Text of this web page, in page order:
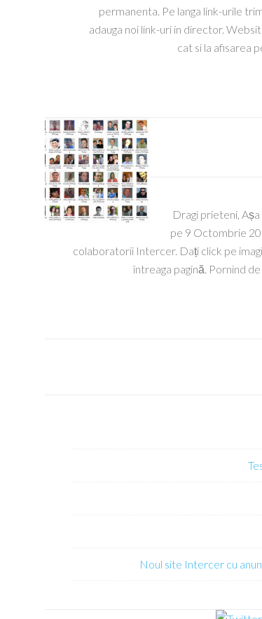
permanenta. Pe langa link-urile
adauga noi link-uri in director.
cat si la afisarea
Dragi prieteni,
pe 9 Octombrie
colaboratorii Intercer. Dați click pe
întreaga pagină. Pornind
Noul site Intercer cu